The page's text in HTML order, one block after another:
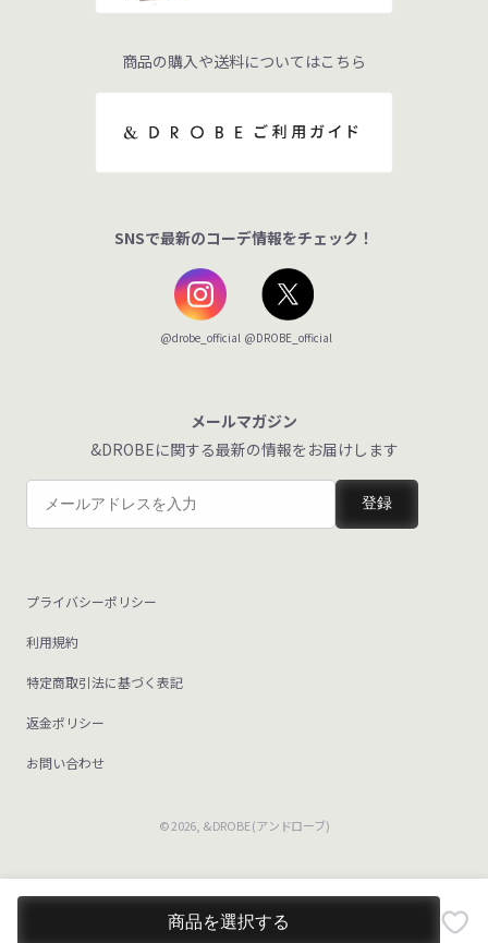
商品を選択する
商品の購入や送料についてはこちら
SNSで最新のコーデ情報をチェック！
@drobe_official @DROBE_official
メールマガジン
&DROBEに関する最新の情報をお届けします
登録
プライバシーポリシー
利用規約
特定商取引法に基づく表記
返金ポリシー
お問い合わせ
© 2026, &DROBE (アンドローブ)